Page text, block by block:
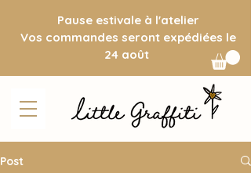
Pause estivale à l'atelier
Vos commandes seront expédiées le
24 août
Post